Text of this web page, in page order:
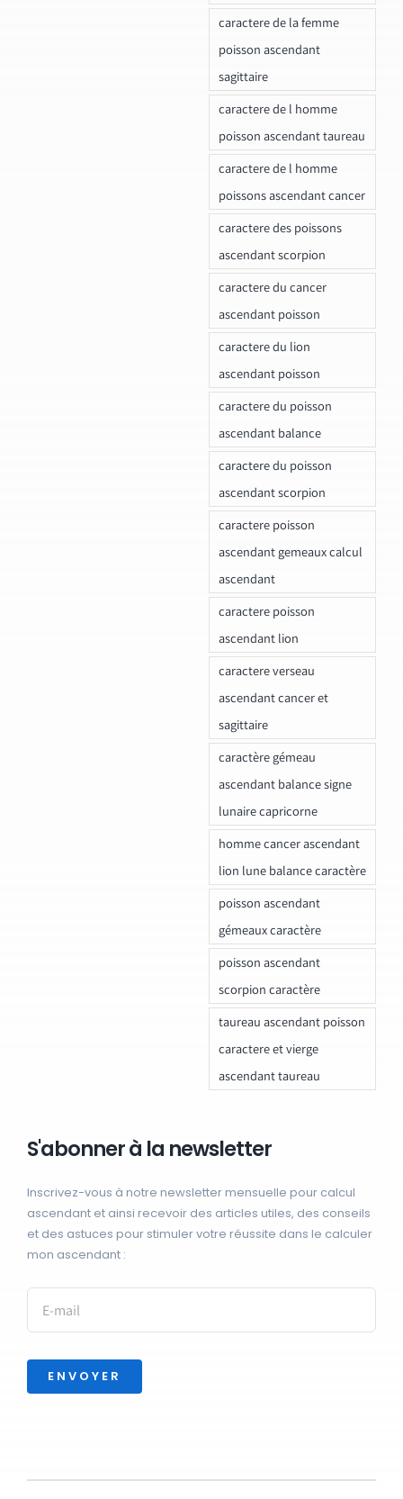
caractere de la femme
poisson ascendant
sagittaire
caractere de l homme
poisson ascendant taureau
caractere de l homme
poissons ascendant cancer
caractere des poissons
ascendant scorpion
caractere du cancer
ascendant poisson
caractere du lion
ascendant poisson
caractere du poisson
ascendant balance
caractere du poisson
ascendant scorpion
caractere poisson
ascendant gemeaux calcul
ascendant
caractere poisson
ascendant lion
caractere verseau
ascendant cancer et
sagittaire
caractère gémeau
ascendant balance signe
lunaire capricorne
homme cancer ascendant
lion lune balance caractère
poisson ascendant
gémeaux caractère
poisson ascendant
scorpion caractère
taureau ascendant poisson
caractere et vierge
ascendant taureau
S'abonner à la newsletter
Inscrivez-vous à notre newsletter mensuelle pour calcul
ascendant et ainsi recevoir des articles utiles, des conseils
et des astuces pour stimuler votre réussite dans le calculer
mon ascendant :
ENVOYER